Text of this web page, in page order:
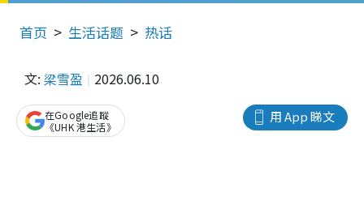
首页 生活话题 热话
文: 梁雪盈 2026.06.10
用 App 睇文
在Google追蹤
《UHK 港生活》